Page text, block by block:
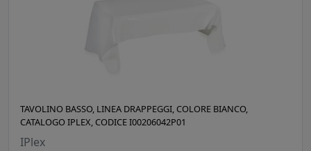
TAVOLINO BASSO, LINEA DRAPPEGGI, COLORE BIANCO,
CATALOGO IPLEX, CODICE I00206042P01
IPlex